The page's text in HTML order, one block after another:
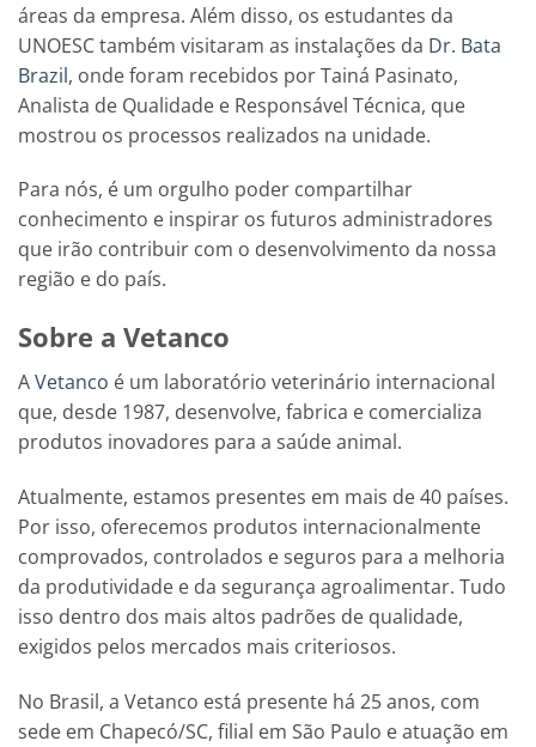
áreas da empresa. Além disso, os estudantes da
UNOESC também visitaram as instalações da Dr. Bata
Brazil, onde foram recebidos por Tainá Pasinato,
Analista de Qualidade e Responsável Técnica, que
mostrou os processos realizados na unidade.
Para nós, é um orgulho poder compartilhar
conhecimento e inspirar os futuros administradores
que irão contribuir com o desenvolvimento da nossa
região e do país.
Sobre a Vetanco
AVetanco é um laboratório veterinário internacional
que, desde 1987, desenvolve, fabrica e comercializa
produtos inovadores para a saúde animal.
Atualmente, estamos presentes em mais de 40 países.
Por isso, oferecemos produtos internacionalmente
comprovados, controlados e seguros para a melhoria
da produtividade e da segurança agroalimentar. Tudo
isso dentro dos mais altos padrões de qualidade,
exigidos pelos mercados mais criteriosos.
No Brasil, a Vetanco está presente há 25 anos, com
sede em Chapecó/SC, filial em São Paulo e atuação em